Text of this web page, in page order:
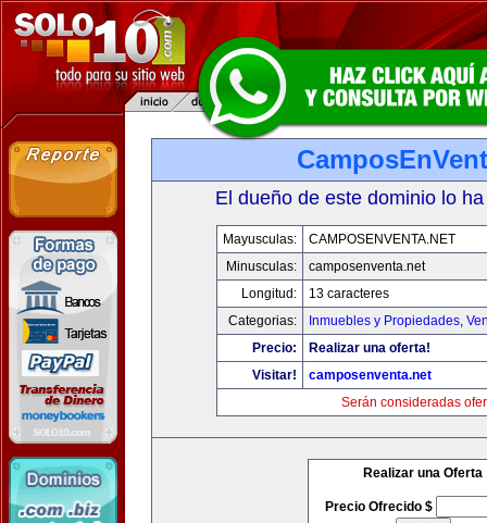
El dueño de este dominio lo
Mayusculas:
CAMPOSENVENTA.NET
Minusculas:
camposenventa.net
Longitud:
13 caracteres
Categorias:
Inmuebles y Propiedades,
Precio:
Realizar una oferta!
Visitar!
camposenventa.net
Serán consideradas
Realizar una Oferta
Precio Ofrecido $